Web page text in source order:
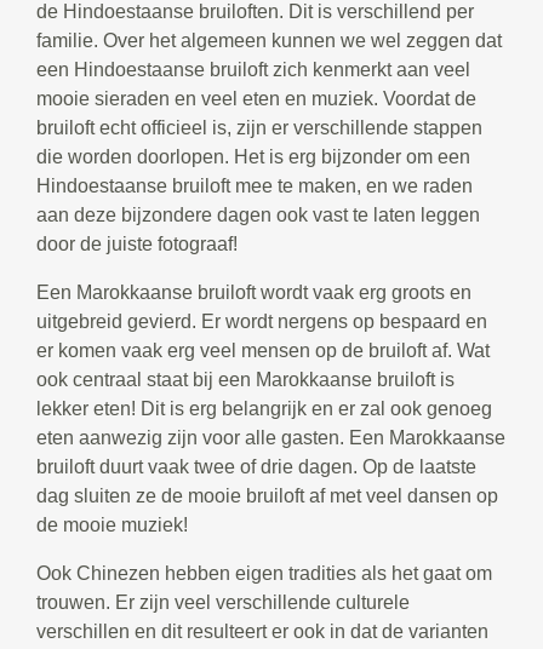
de Hindoestaanse bruiloften. Dit is verschillend per
familie. Over het algemeen kunnen we wel zeggen dat
een Hindoestaanse bruiloft zich kenmerkt aan veel
mooie sieraden en veel eten en muziek. Voordat de
bruiloft echt officieel is, zijn er verschillende stappen
die worden doorlopen. Het is erg bijzonder om een
Hindoestaanse bruiloft mee te maken, en we raden
aan deze bijzondere dagen ook vast te laten leggen
door de juiste fotograaf!
Een Marokkaanse bruiloft wordt vaak erg groots en
uitgebreid gevierd. Er wordt nergens op bespaard en
er komen vaak erg veel mensen op de bruiloft af. Wat
ook centraal staat bij een Marokkaanse bruiloft is
lekker eten! Dit is erg belangrijk en er zal ook genoeg
eten aanwezig zijn voor alle gasten. Een Marokkaanse
bruiloft duurt vaak twee of drie dagen. Op de laatste
dag sluiten ze de mooie bruiloft af met veel dansen op
de mooie muziek!
Ook Chinezen hebben eigen tradities als het gaat om
trouwen. Er zijn veel verschillende culturele
verschillen en dit resulteert er ook in dat de varianten